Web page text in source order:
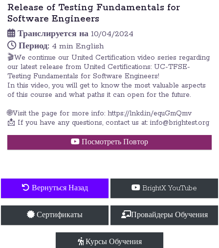
Release of Testing Fundamentals for
Software Engineers
Транслируется на 10/04/2024
Период: 4 min English
🎬We continue our United Certification video series regarding
our latest release from United Certifications: UC-TFSE-
Testing Fundamentals for Software Engineers!
In this video, you will get to know the most valuable aspects
of this course and what paths it can open for the future.
🌐Visit the page for more info: https://lnkd.in/equGmQmv
📩 If you have any questions, contact us at: info@brightest.org
Посмотреть Повтор
Вернуться Назад BrightX YouTube
Сертификаты Провайдеры Обучения
Курсы Обучения